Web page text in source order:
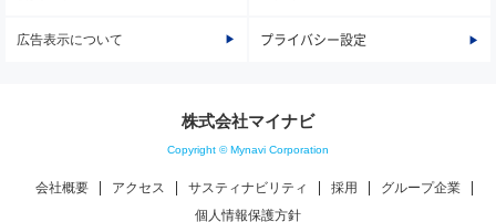
広告表示について プライバシー設定
株式会社マイナビ
Copyright © Mynavi Corporation
会社概要 アクセス サスティナビリティ 採用
グループ企業
個人情報保護方針